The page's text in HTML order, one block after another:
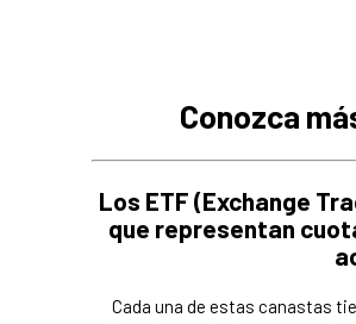
Conozca
Los ETF (Exchange
que representan
Cada una de estas canastas